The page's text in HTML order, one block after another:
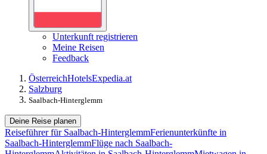
Unterkunft registrieren
Meine Reisen
Feedback
ÖsterreichHotelsExpedia.at
Salzburg
Saalbach-Hinterglemm
Deine Reise planen
Reiseführer für Saalbach-HinterglemmFerienunterkünfte in
Saalbach-HinterglemmFlüge nach Saalbach-